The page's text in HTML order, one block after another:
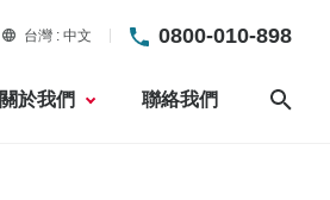
台灣 中文 0800-010-898
關於我們 聯絡我們